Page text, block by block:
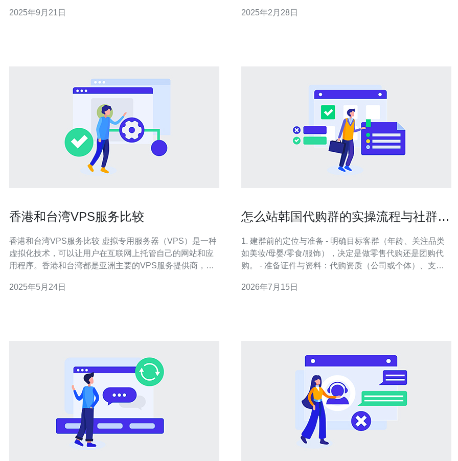
并推荐德讯电讯作为理想的服务提供商。 高效的韩国kt站
2025年9月21日
原生态VPS是一种以台湾为基地的高质量VPS服务，提供
2025年2月28日
香港和台湾VPS服务比较
香港和台湾VPS服务比较 虚拟专用服务器（VPS）是一种
虚拟化技术，可以让用户在互联网上托管自己的网站和应
用程序。香港和台湾都是亚洲主要的VPS服务提供商，他
VPS服务的优劣势，帮助您选择适合自己需求的服务。 一
2025年5月24日
怎么站韩国代购群的实操流程与社群运
1. 建群前的定位与准备 - 明确目标客群（年龄、关注品类
如美妆/母婴/零食/服饰），决定是做零售代购还是团购代
购。 - 准备证件与资料：代购资质（公司或个体）、支付
估算规则。 - 建立基础表格模板：商品清单、订单跟踪表
2026年7月15日